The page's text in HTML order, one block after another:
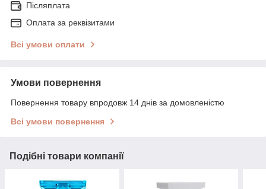
Післяплата
Оплата за реквізитами
Всі умови оплати
Умови повернення
Повернення товару впродовж 14 днів за домовленістю
Всі умови повернення
Подібні товари компанії